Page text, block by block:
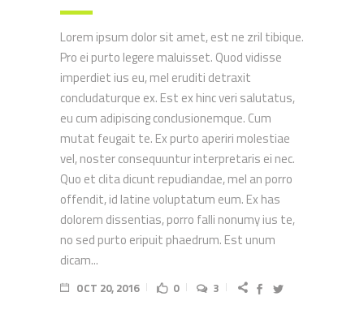
Lorem ipsum dolor sit amet, est ne zril tibique.
Pro ei purto legere maluisset. Quod vidisse
imperdiet ius eu, mel eruditi detraxit
concludaturque ex. Est ex hinc veri salutatus,
eu cum adipiscing conclusionemque. Cum
mutat feugait te. Ex purto aperiri molestiae
vel, noster consequuntur interpretaris ei nec.
Quo et clita dicunt repudiandae, mel an porro
offendit, id latine voluptatum eum. Ex has
dolorem dissentias, porro falli nonumy ius te,
no sed purto eripuit phaedrum. Est unum
dicam...
OCT 20, 2016 0 3